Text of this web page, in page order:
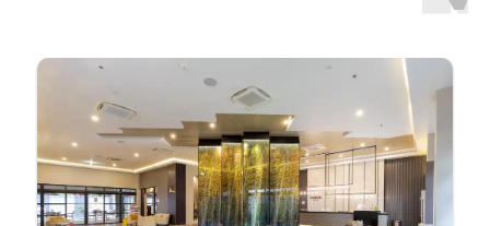
Куба